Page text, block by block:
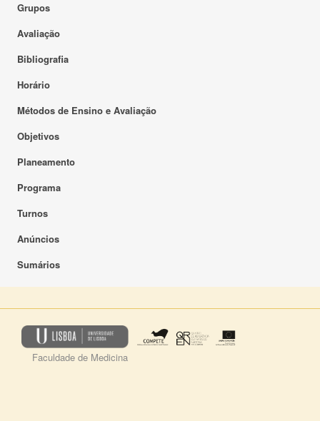
Grupos
Avaliação
Bibliografia
Horário
Métodos de Ensino e Avaliação
Objetivos
Planeamento
Programa
Turnos
Anúncios
Sumários
Faculdade de Medicina